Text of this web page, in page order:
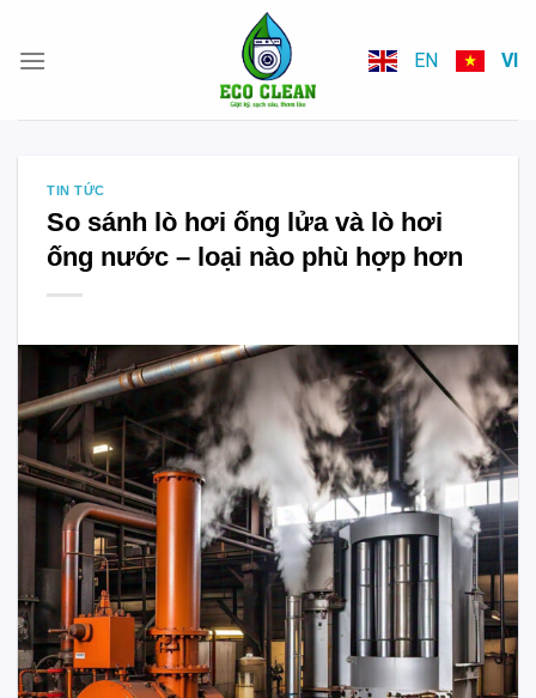
content
EN VI
TIN TỨC
So sánh lò hơi ống lửa và lò hơi
ống nước – loại nào phù hợp hơn